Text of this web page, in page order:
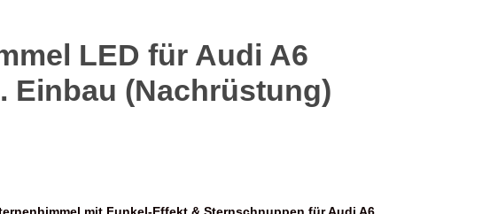
LED für Audi A6
Einbau (Nachrüstung)